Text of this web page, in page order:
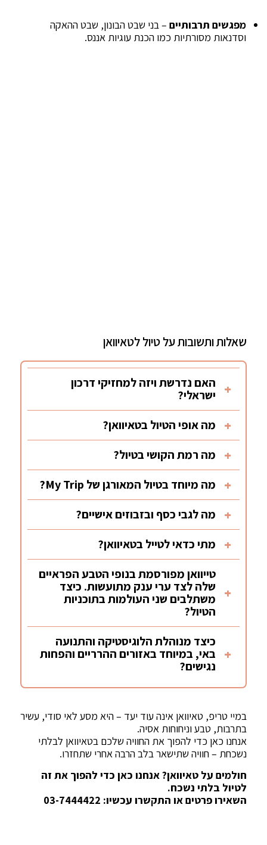
מפגשים תרבותיים – בני שבט הבונון, שבט ההאקה
וסדנאות מסורתיות כמו הכנת עוגיות אננס.
שאלות ותשובות על טיול לטאיוואן
האם נדרשת ויזה למחזיקי דרכון
ישראלי?
מה אופי הטיול בטאיוואן?
מה רמת הקושי בטיול?
מה מיוחד בטיול המאורגן של My Trip?
מה לגבי כסף ובזבוזים אישיים?
מתי כדאי לטייל בטאיוואן?
טייוואן מפורסמת בנופי הטבע הפראיים
שלה לצד ערי ענק מתועשות. כיצד
משתלבים שני העולמות בתוכניות
הטיול?
כיצד מנוהלת הלוגיסטיקה והתנועה
באי, במיוחד באזורים ההרריים והפחות
נגישים?
במיי טריפ, טאיוואן אינה עוד יעד – היא מסע לאי סודי, עשיר
בתרבות, טבע וניחוחות אסיה.
אנחנו כאן כדי להפוך את החוויה שלכם בטאיוואן לבלתי
נשכחת – חוויה שתישאר בלב הרבה אחרי שתחזרו.
חולמים על טאיוואן? אנחנו כאן כדי להפוך את זה
לטיול בלתי נשכח.
השאירו פרטים או התקשרו עכשיו: ‎03-7444422